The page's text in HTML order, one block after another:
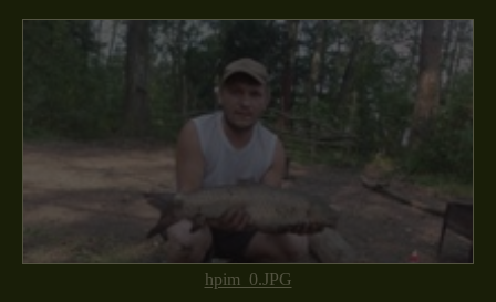
hpim_0.JPG